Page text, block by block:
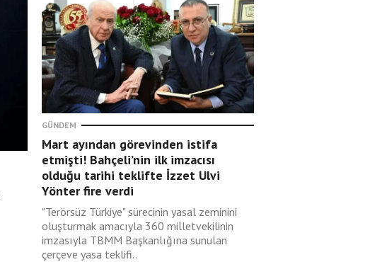
GÜNDEM
Mart ayından görevinden istifa
etmişti! Bahçeli’nin ilk imzacısı
olduğu tarihi teklifte İzzet Ulvi
Yönter fire verdi
"Terörsüz Türkiye" sürecinin yasal zeminini
oluşturmak amacıyla 360 milletvekilinin
imzasıyla TBMM Başkanlığına sunulan
çerçeve yasa teklifi..